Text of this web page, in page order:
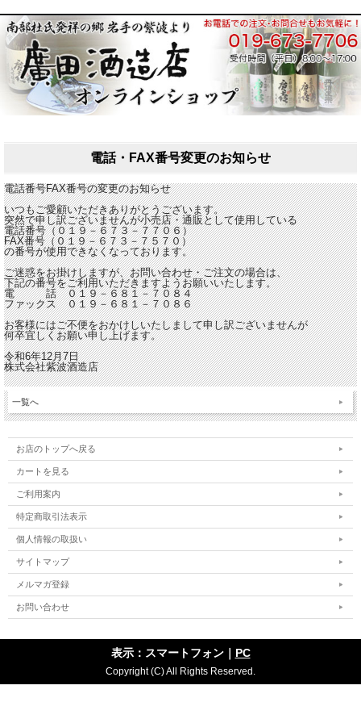
電話・FAX番号変更のお知らせ
電話番号FAX番号の変更のお知らせ
いつもご愛顧いただきありがとうございます。
突然で申し訳ございませんが小売店・通販として使用している
電話番号（０１９－６７３－７７０６）
FAX番号（０１９－６７３－７５７０）
の番号が使用できなくなっております。
ご迷惑をお掛けしますが、お問い合わせ・ご注文の場合は、
下記の番号をご利用いただきますようお願いいたします。
電 話 ０１９－６８１－７０８４
ファックス ０１９－６８１－７０８６
お客様にはご不便をおかけしいたしまして申し訳ございませんが
何卒宜しくお願い申し上げます。
令和6年12月7日
株式会社紫波酒造店
一覧へ
お店のトップへ戻る
カートを見る
ご利用案内
特定商取引法表示
個人情報の取扱い
サイトマップ
メルマガ登録
お問い合わせ
表示：スマートフォン｜ PC
Copyright (C) All Rights Reserved.